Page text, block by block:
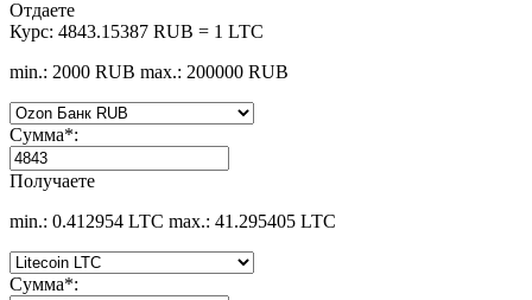
Отдаете
Курс: 4843.15387 RUB = 1 LTC
min.: 2000 RUB max.: 200000 RUB
Сумма*:
Получаете
min.: 0.412954 LTC max.: 41.295405 LTC
Сумма*: